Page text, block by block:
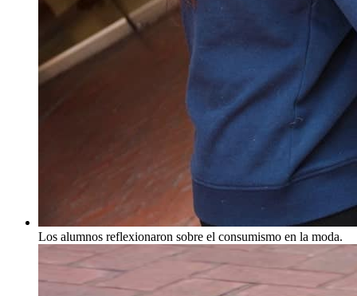
Los alumnos reflexionaron sobre el consumismo en la moda.